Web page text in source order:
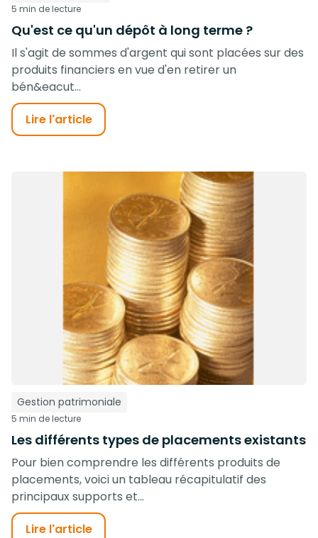
5 min de lecture
Qu'est ce qu'un dépôt à long terme ?
Il s'agit de sommes d'argent qui sont placées sur des
produits financiers en vue d'en retirer un
bén&eacut...
Lire l'article
Gestion patrimoniale
5 min de lecture
Les différents types de placements existants
Pour bien comprendre les différents produits de
placements, voici un tableau récapitulatif des
principaux supports et...
Lire l'article